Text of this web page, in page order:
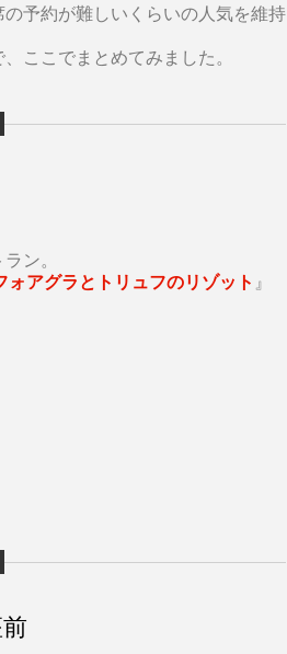
予約が難しいくらいの人気を維持
ここでまとめてみました。
ン。
アグラとトリュフのリゾット 』